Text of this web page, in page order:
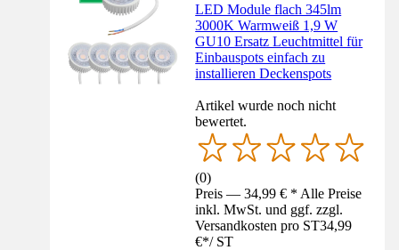
LED Module flach 345lm
3000K Warmweiß 1,9 W
GU10 Ersatz Leuchtmittel für
Einbauspots einfach zu
installieren Deckenspots
Artikel wurde noch nicht
bewertet.
(0)
Preis — 34,99 € * Alle Preise
inkl. MwSt. und ggf. zzgl.
Versandkosten pro ST34,99
€*/ ST